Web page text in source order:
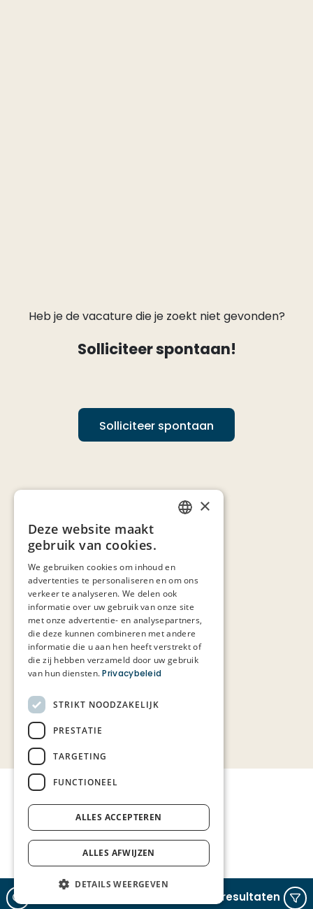
Verfijn resultaten
Heb je de vacature die je zoekt niet gevonden?
Solliciteer spontaan!
Solliciteer spontaan
×
Deze website maakt
gebruik van cookies.
We gebruiken cookies om inhoud en
advertenties te personaliseren en om ons
verkeer te analyseren. We delen ook
informatie over uw gebruik van onze site
met onze advertentie- en analysepartners,
die deze kunnen combineren met andere
informatie die u aan hen heeft verstrekt of
die zij hebben verzameld door uw gebruik
van hun diensten. Privacybeleid
STRIKT NOODZAKELIJK
PRESTATIE
TARGETING
FUNCTIONEEL
ALLES ACCEPTEREN
ALLES AFWIJZEN
DETAILS WEERGEVEN